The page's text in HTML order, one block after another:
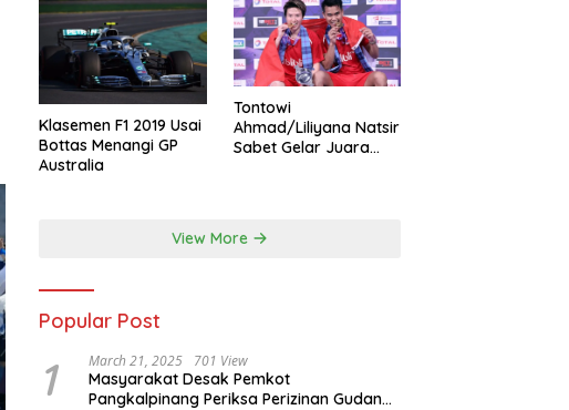
Klasemen F1 2019 Usai
Bottas Menangi GP
Australia
Tontowi
Ahmad/Liliyana Natsir
Sabet Gelar Juara
View More
Popular Post
1 March 21, 2025 701 View
Masyarakat Desak Pemkot
Pangkalpinang Periksa Perizinan Gudang